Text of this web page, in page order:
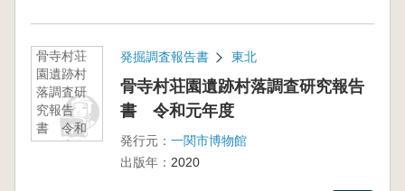
骨寺村荘
園遺跡村
落調査研
究報告
書 令和
元年度
発掘調査報告書 東北
骨寺村荘園遺跡村落調査研究報告
書 令和元年度
発行元： 一関市博物館
出版年： 2020